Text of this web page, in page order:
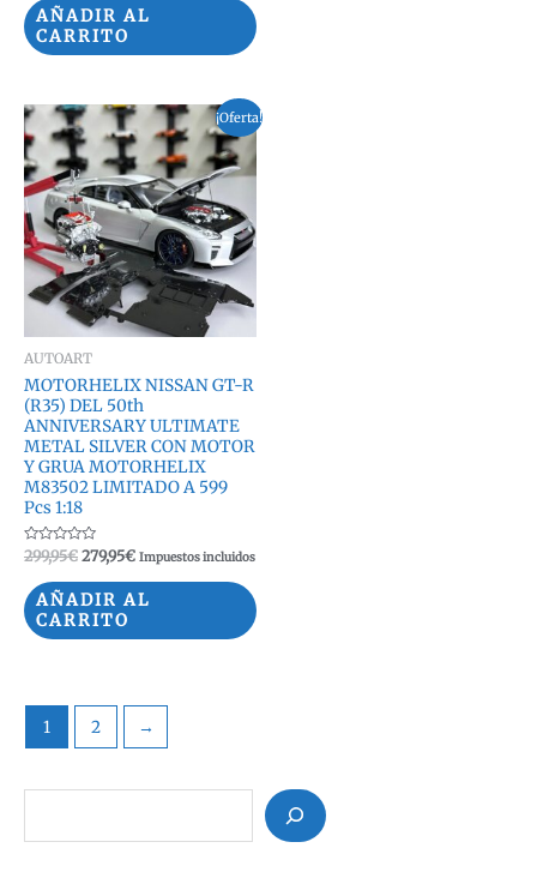
u
de
5
AÑADIR AL
CARRITO
¡Oferta!
AUTOART
MOTORHELIX NISSAN GT-R
(R35) DEL 50th
ANNIVERSARY ULTIMATE
METAL SILVER CON MOTOR
Y GRUA MOTORHELIX
M83502 LIMITADO A 599
Pcs 1:18
Valorado
con
de
5
299,95€ El
original
era:
299,95€.
279,95€El
actual
Impuestos incluidos
AÑADIR AL
CARRITO
1 2 →